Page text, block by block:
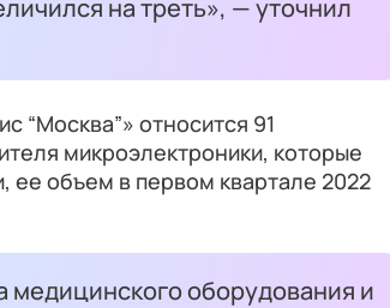
на треть», — уточнил
“Москва”» относится 91
микроэлектроники, которые
ее объем в первом квартале 2022
медицинского оборудования и